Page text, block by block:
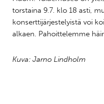
torstaina 9.7. klo 18 asti,
konserttijärjestelyistä voi
alkaen. Pahoittelemme
Kuva: Jarno Lindholm